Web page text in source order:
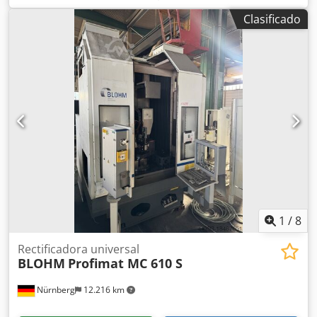
ancho de lijado:600 mm, altura de rectificado:500 mm,
diámetro de disco rectificador:400 mm, tipo de control:
, DETALLES TÉCNICOS Control: NC Ergomatic
Longitud de rectificado: 800 mm Ancho de rectificado: 600
mm Altura de rectificado: 500 mm Diámetro de la muela:
400 mm EQUIPAMIENTO Placa de sujeción
electromagnética Dedpsxl Sifefx Ad Rsck Sistema de
limpieza de refrigerante
Clasificado
1 /8
Nürnberg 12.216 km
Rectificadora universal
BLOHM Profimat MC 610 S